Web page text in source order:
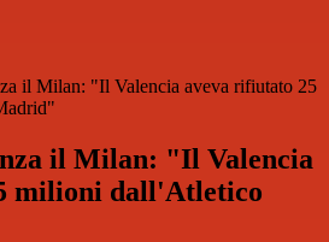
il Milan: "Il Valencia aveva rifiutato 25
il Milan: "Il Valencia
milioni dall'Atletico